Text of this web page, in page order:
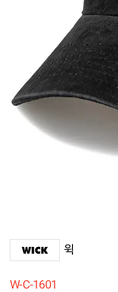
윅
W-C-1601